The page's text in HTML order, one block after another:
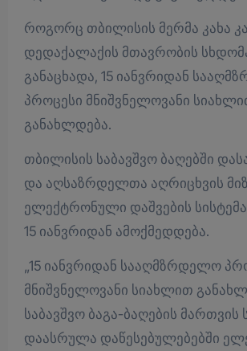
როგორც თბილისის მერმა კახა
დედაქალაქის მთავრობის
განაცხადა, 15 იანვრიდან
პროცესი მნიშვნელოვანი
განახლდება.
თბილისის საბავშვო ბაღებში
და აღსაზრდელთა აღრიცხვის
ელექტრონული დაშვების
15 იანვრიდან ამოქმედდება.
„15 იანვრიდან სააღმზრდელო
მნიშვნელოვანი სიახლით
საბავშვო ბაგა-ბაღების მართვის
დაასრულა დაწესებულებებში